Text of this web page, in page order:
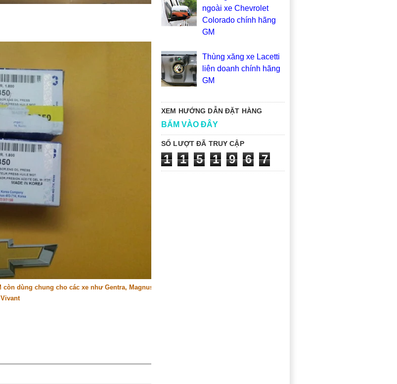
dùng chung cho các xe như Gentra, Magnus 2.0,
Vivant
ngoài xe Chevrolet
Colorado chính hãng
GM
Thùng xăng xe Lacetti
liên doanh chính hãng
GM
XEM HƯỚNG DẪN ĐẶT HÀNG
BẤM VÀO ĐÂY
SỐ LƯỢT ĐÃ TRUY CẬP
1 1 5 1 9 6 7